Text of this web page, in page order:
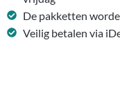
De pakketten
Veilig betalen via